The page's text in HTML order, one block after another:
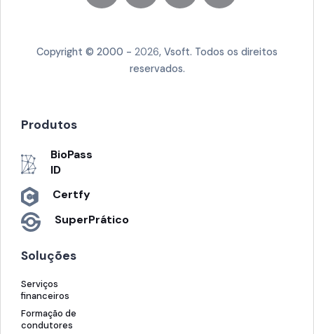
Copyright © 2000 - 2026, Vsoft. Todos os direitos
reservados.
Produtos
BioPass
ID
Certfy
SuperPrático
Soluções
Serviços
financeiros
Formação de
condutores